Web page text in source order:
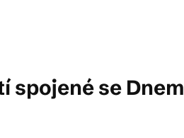
spojené se Dnem